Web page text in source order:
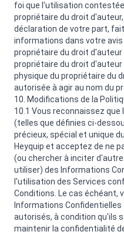
foi que l'utilisation
propriétaire du droit d'auteur,
déclaration de votre part,
informations dans votre
propriétaire du droit d'auteur
propriétaire du droit
physique du propriétaire du
autorisée à agir au nom du
10. Modifications de la
10.1 Vous reconnaissez
(telles que définies ci-
précieux, spécial et unique
Heyquip et acceptez de ne
(ou chercher à inciter
utiliser) des Informations
l'utilisation des Services
Conditions. Le cas échéant,
Informations
autorisés, à condition qu'ils
maintenir la confidentialité